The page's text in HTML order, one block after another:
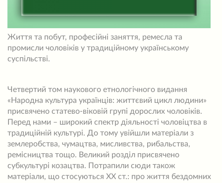
Життя та побут, професійні заняття, ремесла та
промисли чоловіків у традиційному українському
суспільстві.
Четвертий том наукового етнологічного видання
«Народна культура українців: життєвий цикл людини»
присвячено статево-віковій групі дорослих чоловіків.
Перед нами – широкий спектр діяльності чоловіцтва в
традиційній культурі. До тому увійшли матеріали з
землеробства, чумацтва, мисливства, рибальства,
ремісництва тощо. Великий розділ присвячено
субкультурі козацтва. Потрапили сюди також
матеріали, що стосуються ХХ ст.: про життя бездомних